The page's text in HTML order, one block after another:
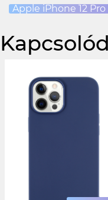
Apple iPhone 12 Pro